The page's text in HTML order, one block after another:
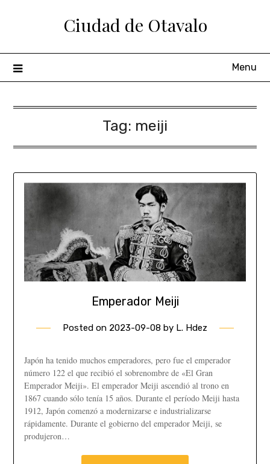
Ciudad de Otavalo
Menu
Tag: meiji
Emperador Meiji
Posted on 2023-09-08 by L. Hdez
Japón ha tenido muchos emperadores, pero fue el emperador
número 122 el que recibió el sobrenombre de «El Gran
Emperador Meiji». El emperador Meiji ascendió al trono en
1867 cuando sólo tenía 15 años. Durante el período Meiji hasta
1912, Japón comenzó a modernizarse e industrializarse
rápidamente. Durante el gobierno del emperador Meiji, se
produjeron…